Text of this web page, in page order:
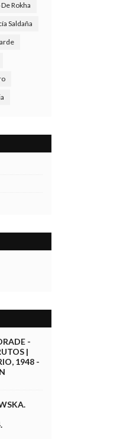
Rokha
Saldaña
-
|
1948 -